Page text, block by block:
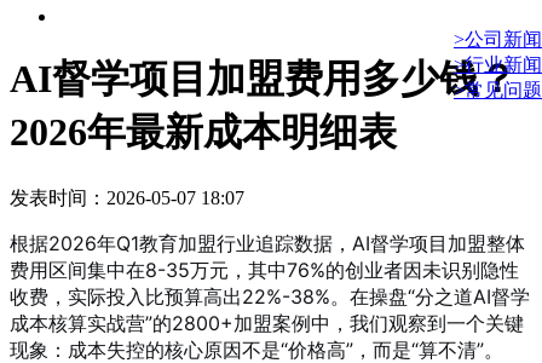
>公司新闻
>行业新闻
>常见问题
AI督学项目加盟费用多少钱？
2026年最新成本明细表
发表时间：2026-05-07 18:07
根据2026年Q1教育加盟行业追踪数据，AI督学项目加盟整体
费用区间集中在8-35万元，其中76%的创业者因未识别隐性
收费，实际投入比预算高出22%-38%。在操盘“分之道AI督学
成本核算实战营”的2800+加盟案例中，我们观察到一个关键
现象：成本失控的核心原因不是“价格高”，而是“算不清”。